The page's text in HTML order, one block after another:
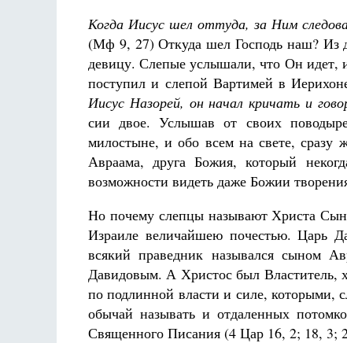
Когда Иисус шел оттуда, за Ним
(Мф 9, 27) Откуда шел Господь наш? Из
девицу. Слепые услышали, что Он идет,
поступил и слепой Вартимей в
Иисус Назорей, он начал кричать и
сии двое. Услышав от своих
милостыне, и обо всем на свете,
Авраама, друга Божия, который
возможности видеть даже Божии
Но почему слепцы называют Христа
Израиле величайшею почестью. Царь
всякий праведник назывался сыном
Давидовым. А Христос был Властитель,
по подлинной власти и силе, которыми,
обычай называть и отдаленных
Священного Писания (4 Цар 16, 2; 18, 3;